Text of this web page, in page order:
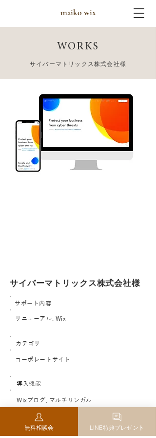
maiko wix
WORKS
サイバーマトリックス株式会社様
サイバーマトリックス株式会社様
サポート内容
リニューアル, Wix
カテゴリ
コーポレートサイト
導入機能
Wixブログ, マルチリンガル
サイトURL
無料相談会 LINE特典プレゼント